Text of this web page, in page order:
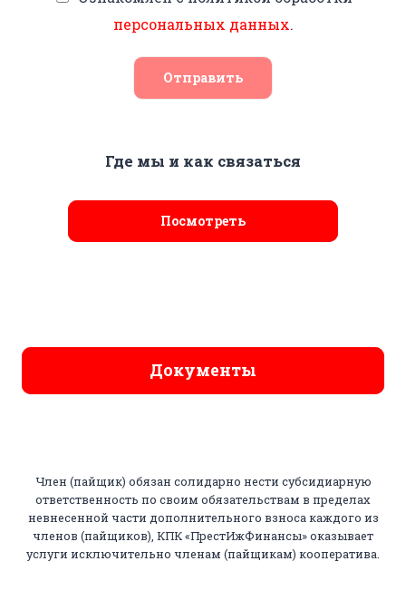
персональных данных.
Отправить
Где мы и как связаться
Посмотреть
Документы
Член (пайщик) обязан солидарно нести субсидиарную
ответственность по своим обязательствам в пределах
невнесенной части дополнительного взноса каждого из
членов (пайщиков), КПК «ПрестИжФинансы» оказывает
услуги исключительно членам (пайщикам) кооператива.